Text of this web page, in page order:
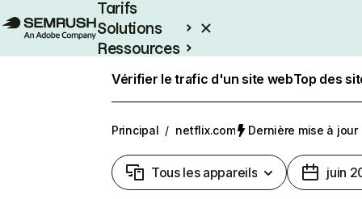
Tarifs
Solutions
Ressources
Vérifier le trafic d'un site webTop des
Principal / netflix.com Dernière mise à jour
Tous les appareils juin